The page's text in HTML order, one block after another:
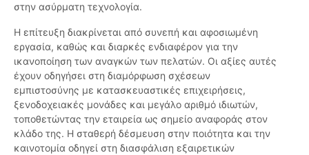
στην ασύρματη τεχνολογία.
Η επίτευξη διακρίνεται από συνεπή και αφοσιωμένη
εργασία, καθώς και διαρκές ενδιαφέρον για την
ικανοποίηση των αναγκών των πελατών. Οι αξίες αυτές
έχουν οδηγήσει στη διαμόρφωση σχέσεων
εμπιστοσύνης με κατασκευαστικές επιχειρήσεις,
ξενοδοχειακές μονάδες και μεγάλο αριθμό ιδιωτών,
τοποθετώντας την εταιρεία ως σημείο αναφοράς στον
κλάδο της. Η σταθερή δέσμευση στην ποιότητα και την
καινοτομία οδηγεί στη διασφάλιση εξαιρετικών